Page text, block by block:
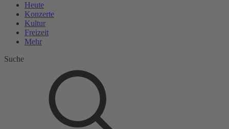
Heute
Konzerte
Kultur
Freizeit
Mehr
Suche